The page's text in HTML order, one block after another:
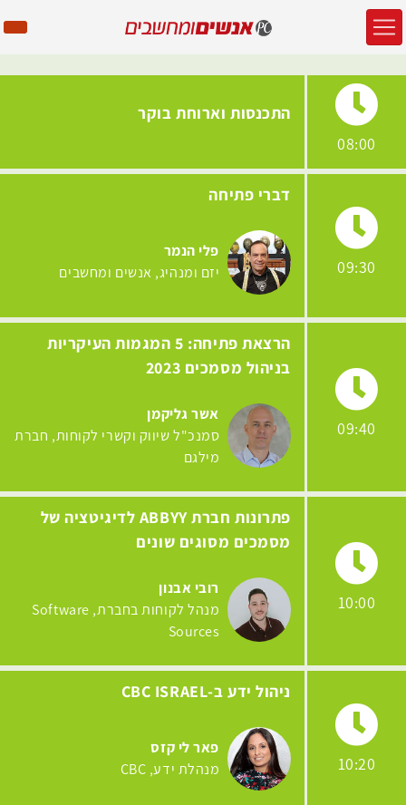
08:00
התכנסות וארוחת בוקר
09:30
דברי פתיחה
פלי הנמר
יזם ומנהיג אנשים ומחשבים
09:40
הרצאת פתיחה: 5 המגמות העיקריות
בניהול מסמכים 2023
אשר גליקמן
סמנכ"ל שיווק וקשרי לקוחות חברת
מילגם
10:00
פתרונות חברת ABBYY לדיגיטציה של
מסמכים מסוגים שונים
רובי אבנון
מנהל לקוחות בחברת Software
Sources
10:20
ניהול ידע ב-CBC ISRAEL
פאר לי קזס
מנהלת ידע CBC